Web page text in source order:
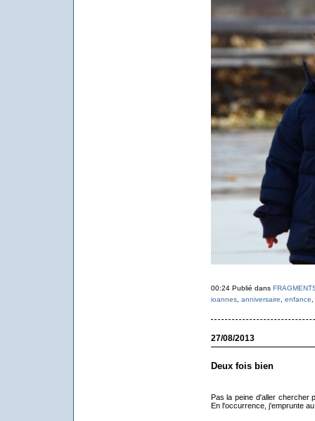
00:24 Publié dans
ioannes, anniversaire enfance
27/08/2013
Deux fois bien
Pas la peine d'aller chercher
En l'occurrence, j'emprunte